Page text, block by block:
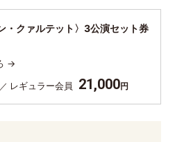
・クァルテット〉3公演セット券
→
レギュラー会員 21,000円